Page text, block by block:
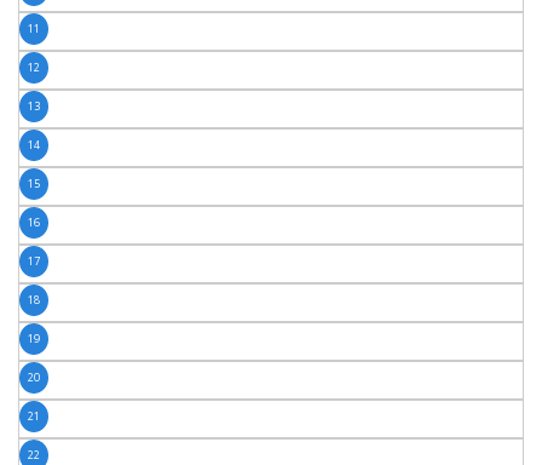
11
12
13
14
15
16
17
18
19
20
21
22